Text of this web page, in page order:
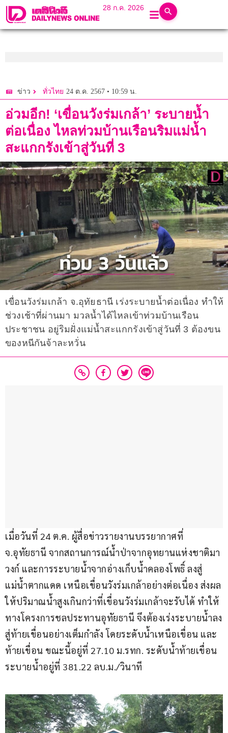
28 ก.ค. 2026
ข่าว ทั่วไทย 24 ต.ค. 2567 • 10:59 น.
อ่วมอีก! ‘เขื่อนวังร่มเกล้า’ ระบายนํ้า
ต่อเนื่อง ไหลท่วมบ้านเรือนริมแม่น้ำ
สะแกกรังเข้าสู่วันที่ 3
เขื่อนวังร่มเกล้า จ.​อุทัยธานี เร่งระบายนํ้าต่อเนื่อง ทำให้
ช่วงเช้าที่ผ่านมา มวลนํ้าได้ไหลเข้าท่วมบ้านเรือน
ประชาชน อยู่ริมฝั่งแม่น้ำสะแกกรังเข้าสู่วันที่ 3 ต้องขน
ของหนีกันจ้าละหวั่น
เมื่อวันที่ 24 ต.ค. ผู้สื่อข่าวรายงานบรรยากาศที่
จ.อุทัยธานี จากสถานการณ์น้ำป่าจากอุทยานแห่งชาติมา
วงก์ และการระบายน้ำจากอ่างเก็บน้ำคลองโพธิ์ ลงสู่
แม่น้ำตากแดด เหนือเขื่อนวังร่มเกล้าอย่างต่อเนื่อง​ ส่งผล
ให้ปริมาณน้ำสูงเกินกว่าที่เขื่อนวังร่มเกล้าจะรับได้ ทำให้
ทางโครงการชลประทานอุทัยธานี จึงต้องเร่งระบายน้ำลง
สู่ท้ายเขื่อนอย่างเต็มกำลัง โดยระดับน้ำเหนือเขื่อน และ
ท้ายเขื่อน​ ​ขณะนี้อยู่ที่ 27.10 ม.รทก. ระดับน้ำท้ายเขื่อน​
ระบายน้ำอยู่ที่ 381.22 ลบ.ม./วินาที